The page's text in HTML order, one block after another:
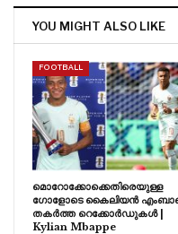
YOU MIGHT ALSO LIKE
FOOTBALL
മൊറോക്കോക്കെതിരെയുള്ള
ഗോളോടെ കൈലിയൻ
തകർത്ത റെക്കോർഡുകൾ |
Kylian Mbappe